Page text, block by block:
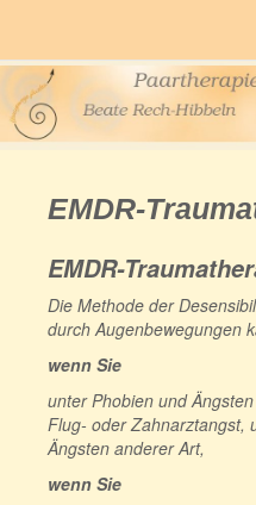
EMDR-
EMDR-
Die Methode der
durch Augenbewegungen
wenn Sie
unter Phobien und
Flug- oder Zahnarztangst,
Ängsten anderer Art,
wenn Sie